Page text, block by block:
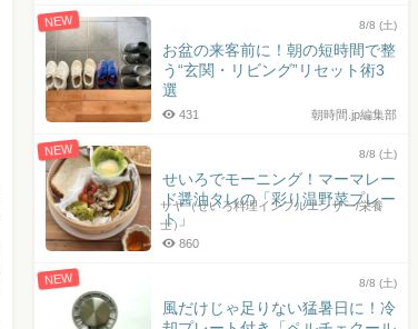
NEW 8/8 (土)
お盆の来客前に！朝の短時間で整
う“玄関・リビング”リセット術3
選
朝時間.jp編集部
431
NEW 8/8 (土)
せいろでモーニング！マーマレー
ド醤油タレの「彩り温野菜プレー
ト」
サヤ（せいろ料理インフルエンサー/栄養
士）
860
NEW 8/8 (土)
風だけじゃ足りない猛暑日に！冷